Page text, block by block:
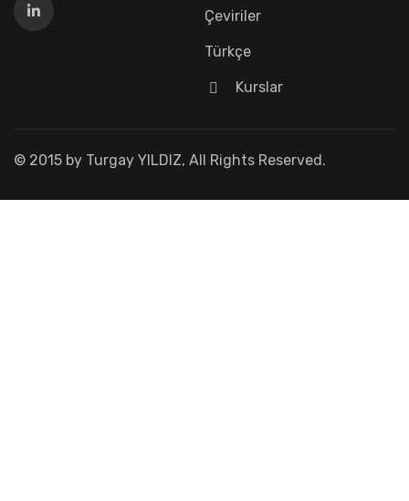
Çeviriler
Türkçe
Kurslar
© 2015 by Turgay YILDIZ, All Rights Reserved.